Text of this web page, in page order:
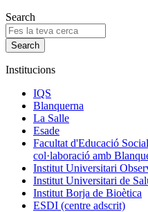
Search
Institucions
IQS
Blanquerna
La Salle
Esade
Facultat d'Educació
col·laboració amb
Institut Universitari
Institut Universitari de
Institut Borja de Bioètica
ESDI (centre adscrit)